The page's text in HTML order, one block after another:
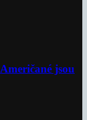
jsou